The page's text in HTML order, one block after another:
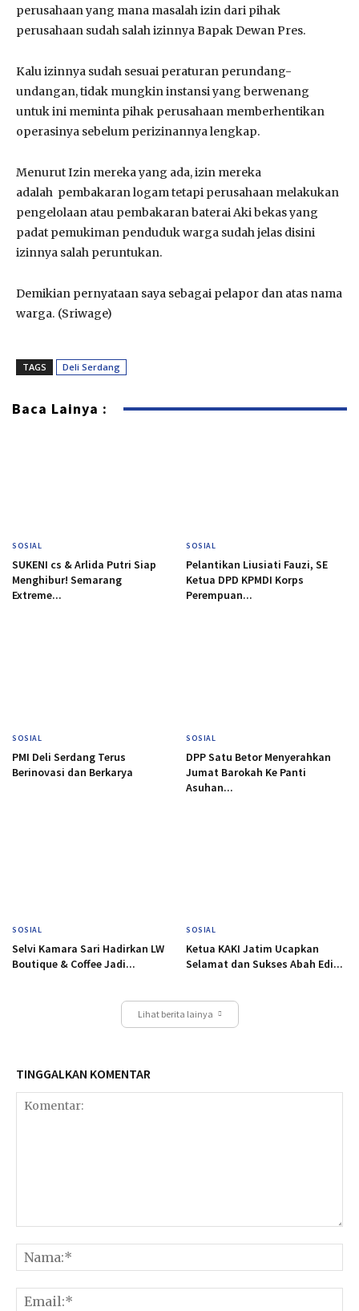
perusahaan yang mana masalah izin dari pihak
perusahaan sudah salah izinnya Bapak Dewan Pres.
Kalu izinnya sudah sesuai peraturan perundang-
undangan, tidak mungkin instansi yang berwenang
untuk ini meminta pihak perusahaan memberhentikan
operasinya sebelum perizinannya lengkap.
Menurut Izin mereka yang ada, izin mereka
adalah pembakaran logam tetapi perusahaan melakukan
pengelolaan atau pembakaran baterai Aki bekas yang
padat pemukiman penduduk warga sudah jelas disini
izinnya salah peruntukan.
Demikian pernyataan saya sebagai pelapor dan atas nama
warga. (Sriwage)
TAGS Deli Serdang
Baca Lainya :
SOSIAL
SUKENI cs & Arlida Putri Siap
Menghibur! Semarang
Extreme...
SOSIAL
Pelantikan Liusiati Fauzi, SE
Ketua DPD KPMDI Korps
Perempuan...
SOSIAL
PMI Deli Serdang Terus
Berinovasi dan Berkarya
SOSIAL
DPP Satu Betor Menyerahkan
Jumat Barokah Ke Panti
Asuhan...
SOSIAL
Selvi Kamara Sari Hadirkan LW
Boutique & Coffee Jadi...
SOSIAL
Ketua KAKI Jatim Ucapkan
Selamat dan Sukses Abah Edi...
Lihat berita lainya
TINGGALKAN KOMENTAR